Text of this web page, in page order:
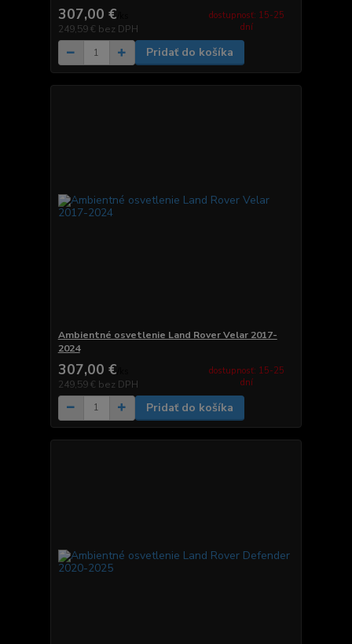
307,00 €
249,59 € bez DPH
dostupnosť: 15-25
dní
Pridať do košíka
Ambientné osvetlenie Land Rover Velar 2017-
2024
307,00 €
249,59 € bez DPH
dostupnosť: 15-25
dní
Pridať do košíka